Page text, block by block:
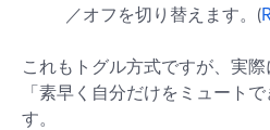
／オフを切り替えます。(
これもトグル方式ですが、実
「素早く自分だけをミュート
す。